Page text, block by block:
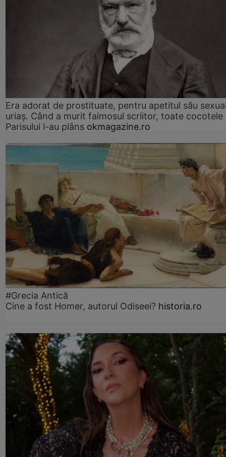
Era adorat de prostituate, pentru apetitul său
uriaș. Când a murit faimosul scriitor, toate cocotele
Parisului l-au plâns okmagazine.ro
#Grecia Antică
Cine a fost Homer, autorul Odiseei? historia.ro